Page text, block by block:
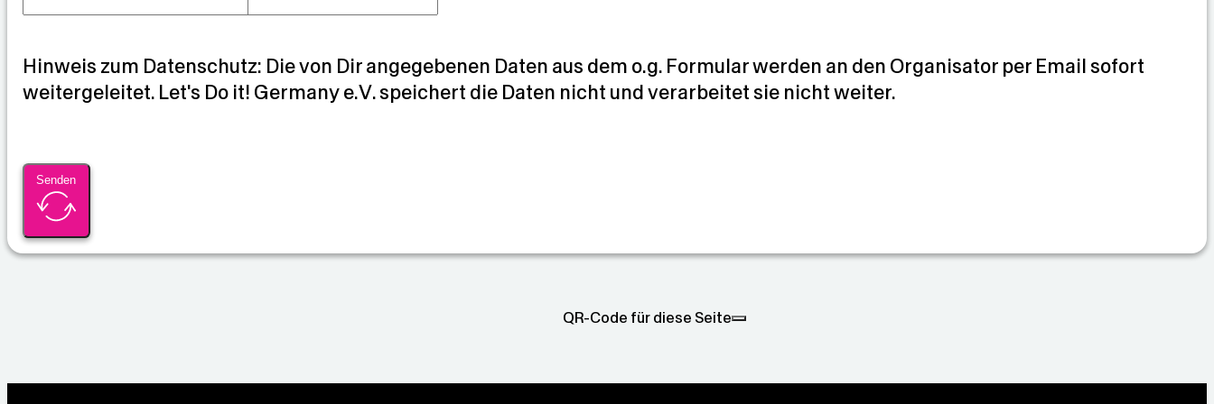
a
n
Hinweis zum Datenschutz: Die von Dir angegebenen Daten aus dem o.g. Formular werden an den Organisator per Email sofort
weitergeleitet. Let's Do it! Germany e.V. speichert die Daten nicht und verarbeitet sie nicht weiter.
Senden
QR-Code für diese Seite